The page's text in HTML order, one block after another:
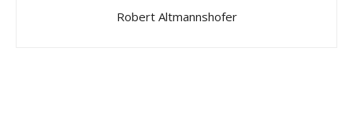
Robert Altmannshofer